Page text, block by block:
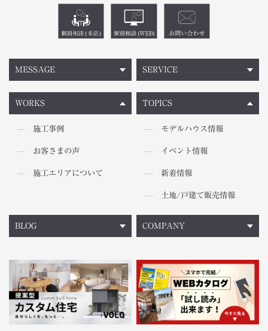
MESSAGE
WORKS
施工事例
お客さまの声
施工エリアについて
TOPICS
モデルハウス情報
イベント情報
新着情報
土地/戸建て販売情報
SERVICE
BLOG COMPANY